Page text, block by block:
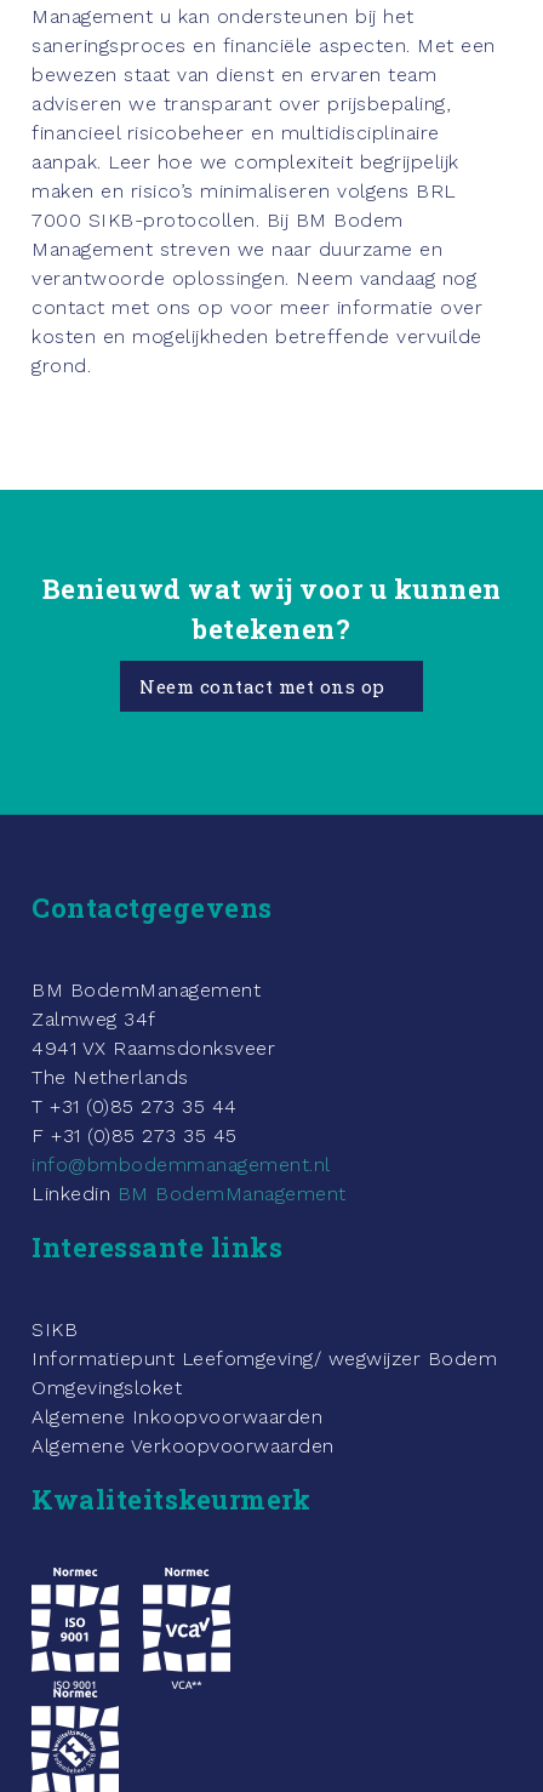
Management u kan ondersteunen bij het
saneringsproces en financiële aspecten. Met een
bewezen staat van dienst en ervaren team
adviseren we transparant over prijsbepaling,
financieel risicobeheer en multidisciplinaire
aanpak. Leer hoe we complexiteit begrijpelijk
maken en risico’s minimaliseren volgens BRL
7000 SIKB-protocollen. Bij BM Bodem
Management streven we naar duurzame en
verantwoorde oplossingen. Neem vandaag nog
contact met ons op voor meer informatie over
kosten en mogelijkheden betreffende vervuilde
grond.
Benieuwd wat wij voor u kunnen
betekenen?
Neem contact met ons op
Contactgegevens
BM BodemManagement
Zalmweg 34f
4941 VX Raamsdonksveer
The Netherlands
T +31 (0)85 273 35 44
F +31 (0)85 273 35 45
info@bmbodemmanagement.nl
Linkedin BM BodemManagement
Interessante links
SIKB
Informatiepunt Leefomgeving/ wegwijzer Bodem
Omgevingsloket
Algemene Inkoopvoorwaarden
Algemene Verkoopvoorwaarden
Kwaliteitskeurmerk